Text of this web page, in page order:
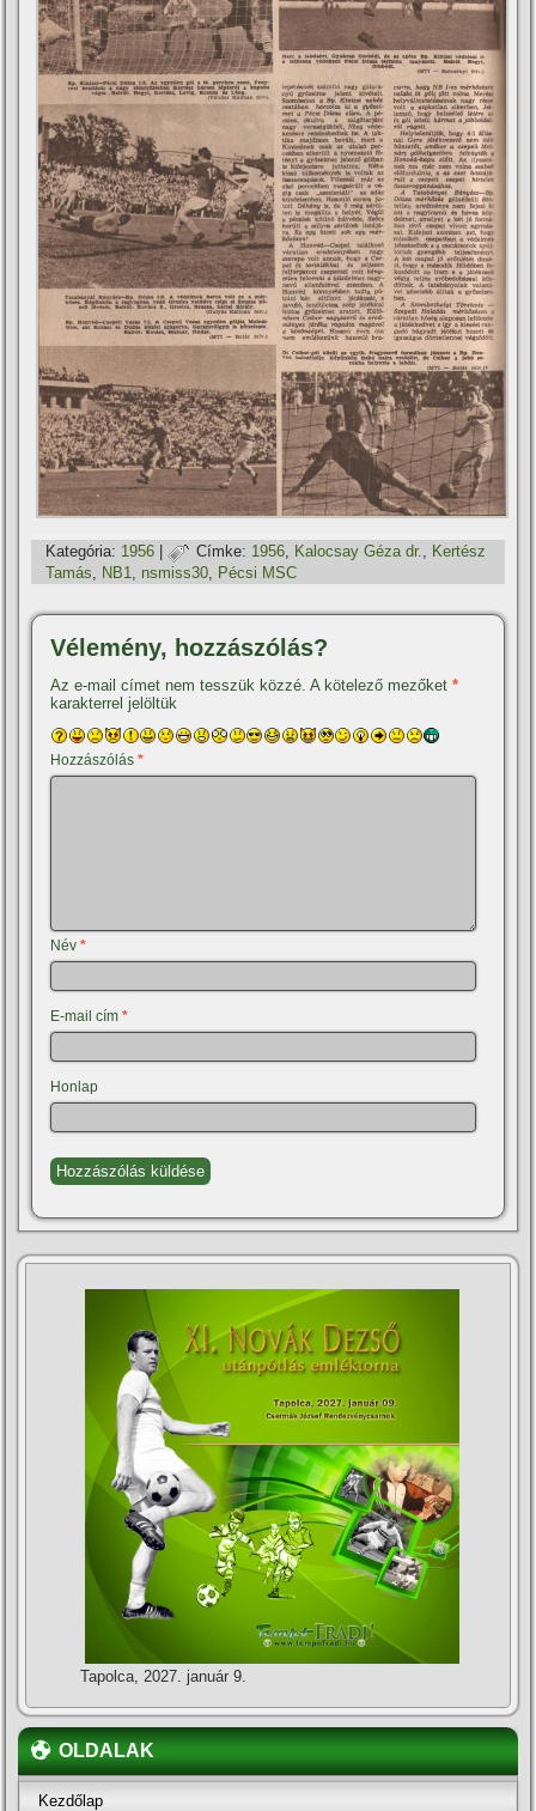
Kategória: 1956 Címke: 1956 Kalocsay Géza dr.
Kertész
Tamás
NB1 nsmiss30 Pécsi MSC
Vélemény, hozzászólás?
Az e-mail címet nem tesszük közzé. A kötelező mezőket*
karakterrel jelöltük
Hozzászólás*
Név*
E-mail cím*
Honlap
Tapolca, 2027. január 9.
OLDALAK
Kezdőlap